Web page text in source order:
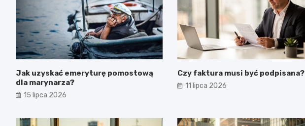
Jak uzyskać emeryturę pomostową
dla marynarza?
15 lipca 2026
Czy faktura musi być podpisana?
11 lipca 2026